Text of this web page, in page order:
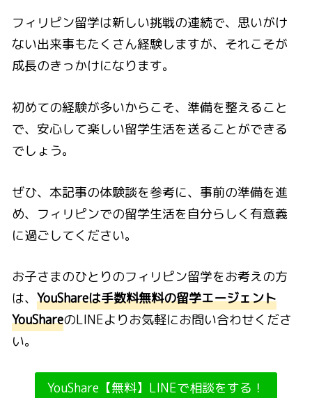
フィリピン留学は新しい挑戦の連続で、思いがけ
ない出来事もたくさん経験しますが、それこそが
成長のきっかけになります。
初めての経験が多いからこそ、準備を整えること
で、安心して楽しい留学生活を送ることができる
でしょう。
ぜひ、本記事の体験談を参考に、事前の準備を進
め、フィリピンでの留学生活を自分らしく有意義
に過ごしてください。
お子さまのひとりのフィリピン留学をお考えの方
は、YouShareは手数料無料の留学エージェント
YouShareのLINEよりお気軽にお問い合わせくださ
い。
YouShare【無料】LINEで相談をする！